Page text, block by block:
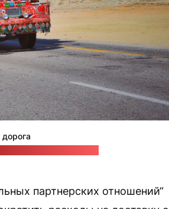
партнерских отношений“